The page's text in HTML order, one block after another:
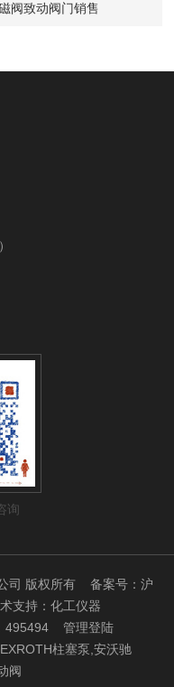
阀致动阀门销售
询
司 版权所有 备案号：沪
支持： 化工仪器
495494 管理登陆
柱塞泵,安沃驰
阀